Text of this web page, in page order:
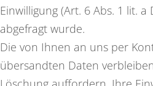
Einwilligung (Art. 6 Abs. 1 lit. a
abgefragt wurde.
Die von Ihnen an uns per
übersandten Daten